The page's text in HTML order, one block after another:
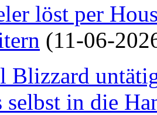
löst per
(11-06-
Blizzard
selbst in die